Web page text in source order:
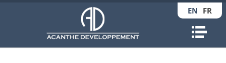
EN FR